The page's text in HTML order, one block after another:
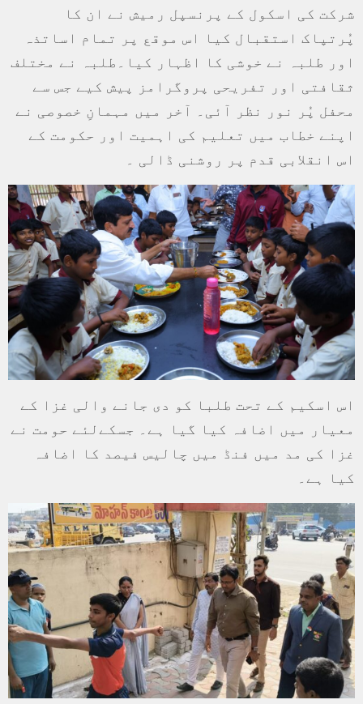
شرکت کی اسکول کے پرنسپل رمیش نے ان کا
پُرتپاک استقبال کیا اس موقع پر تمام اساتذہ
اور طلبہ نے خوشی کا اظہار کیا۔طلبہ نے مختلف
ثقافتی اور تفریحی پروگرامز پیش کیے جس سے
محفل پُر نور نظر آئی۔ آخر میں مہمانِ خصوصی نے
اپنے خطاب میں تعلیم کی اہمیت اور حکومت کے
اس انقلابی قدم پر روشنی ڈالی ۔
اس اسکیم کے تحت طلبا کو دی جانے والی غزا کے
معیار میں اضافہ کیا گیا ہے۔ جسکےلئے حومت نے
غزا کی مد میں فنڈ میں چالیس فیصد کا اضافہ
کیا ہے۔